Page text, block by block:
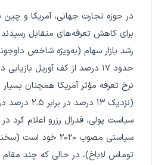
برای کاهش تعرفه‌های متقابل
حدود ۱۷ درصد از کف آوریل
نرخ تعرفه مؤثر آمریکا همچنان
سیاست پولی، فدرال رزرو اعلام کرد
سیاستی مصوب ۲۰۲۰
توماس لاباخ)، در حالی که چند مقام